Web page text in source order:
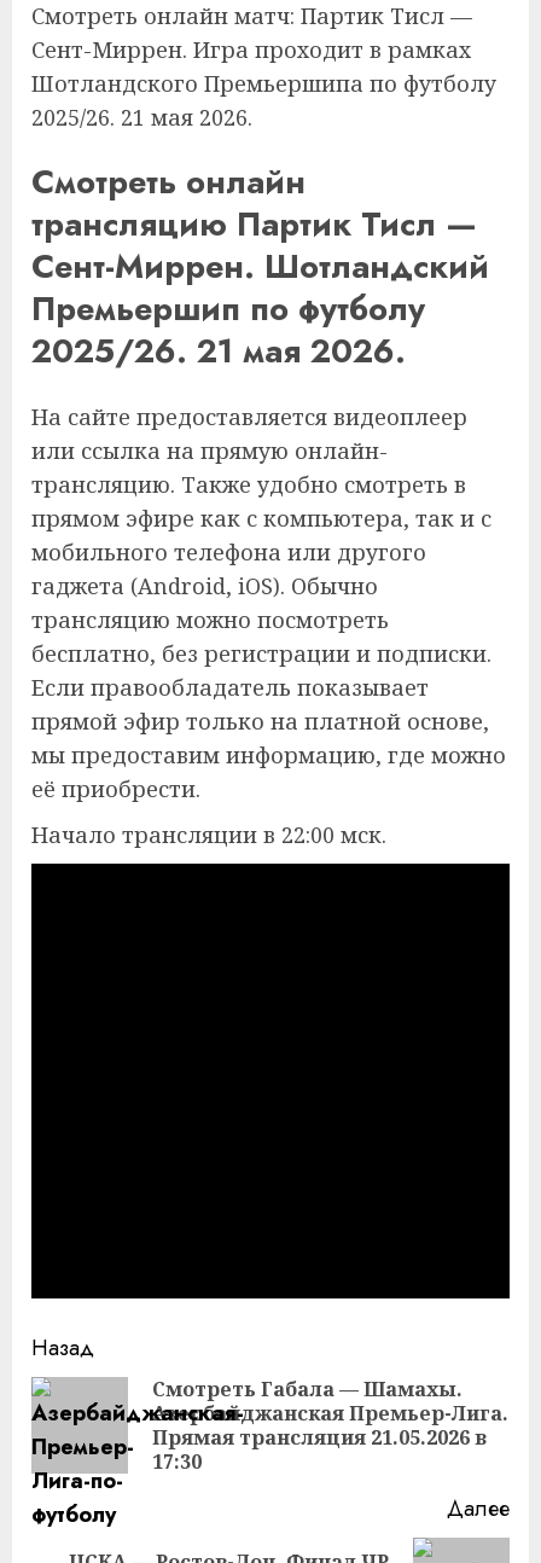
Смотреть онлайн матч: Партик Тисл —
Сент-Миррен. Игра проходит в рамках
Шотландского Премьершипа по футболу
2025/26. 21 мая 2026.
Смотреть онлайн
трансляцию Партик Тисл —
Сент-Миррен. Шотландский
Премьершип по футболу
2025/26. 21 мая 2026.
На сайте предоставляется видеоплеер
или ссылка на прямую онлайн-
трансляцию. Также удобно смотреть в
прямом эфире как с компьютера, так и с
мобильного телефона или другого
гаджета (Android, iOS). Обычно
трансляцию можно посмотреть
бесплатно, без регистрации и подписки.
Если правообладатель показывает
прямой эфир только на платной основе,
мы предоставим информацию, где можно
её приобрести.
Начало трансляции в 22:00 мск.
Продолжить
чтение
Назад
Смотреть Габала — Шамахы.
Азербайджанская Премьер-Лига.
Прямая трансляция 21.05.2026 в
17:30
Далее